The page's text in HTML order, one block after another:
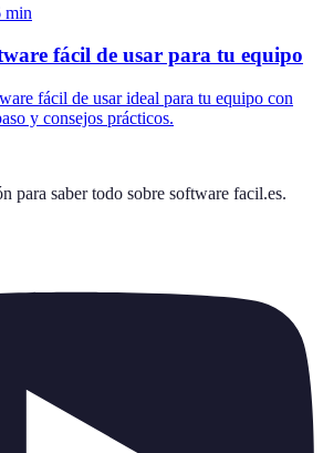
min
fácil de usar para tu equipo
fácil de usar ideal para tu equipo con
y consejos prácticos.
para saber todo sobre software facil.es.